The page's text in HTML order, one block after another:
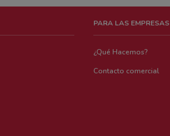
PARA LAS EMPRESAS
¿Qué Hacemos?
Contacto comercial